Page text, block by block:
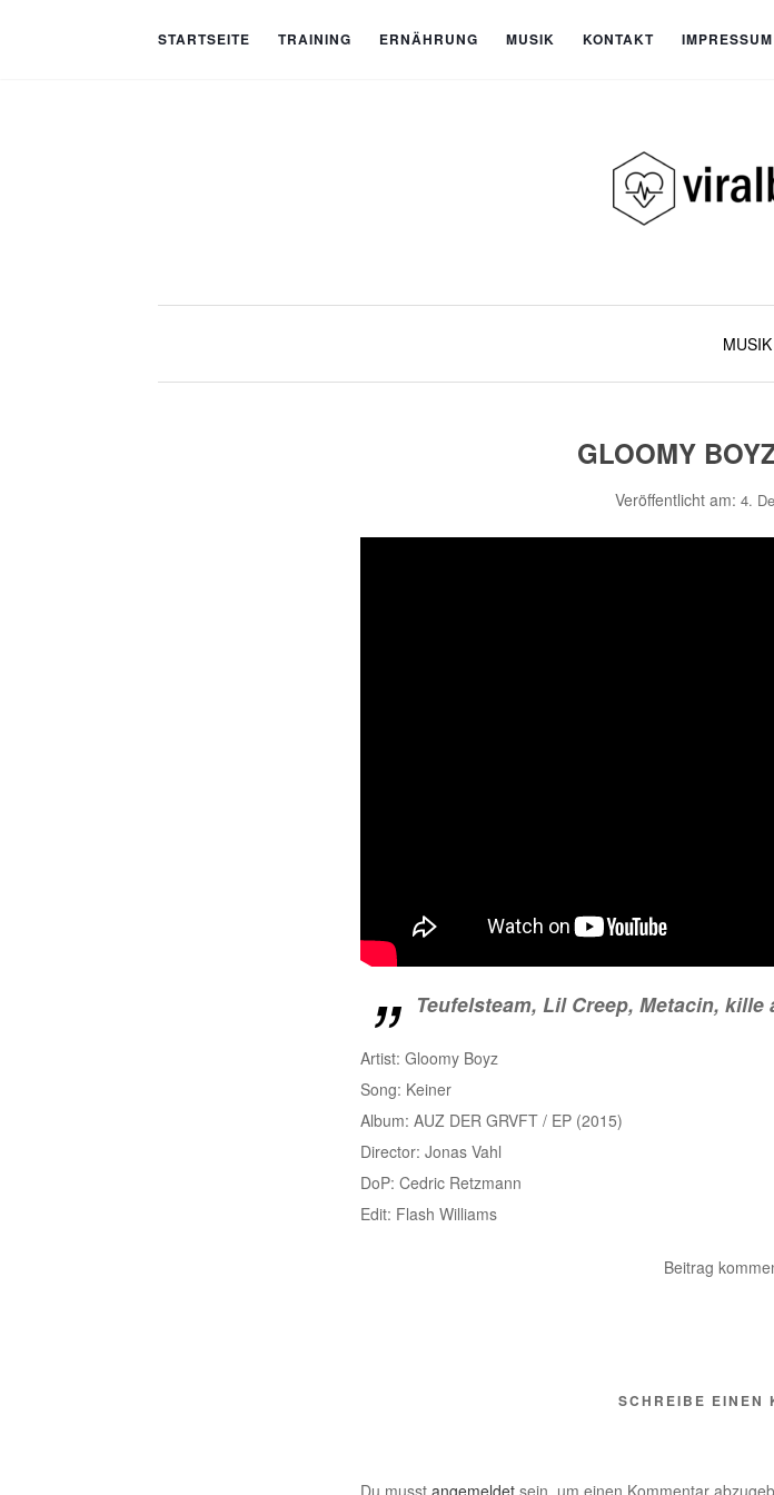
STARTSEITE TRAINING ERNÄHRUNG MUSIK KONTAKT IMPRESSUM
MUSIK
GLOOMY
Veröffentlicht am: 4.
Teufelsteam, Lil Creep, Metacin, kille
Artist: Gloomy Boyz
Song: Keiner
Album: AUZ DER GRVFT / EP (2015)
Director: Jonas Vahl
DoP: Cedric Retzmann
Edit: Flash Williams
Beitrag
SCHREIBE EINEN